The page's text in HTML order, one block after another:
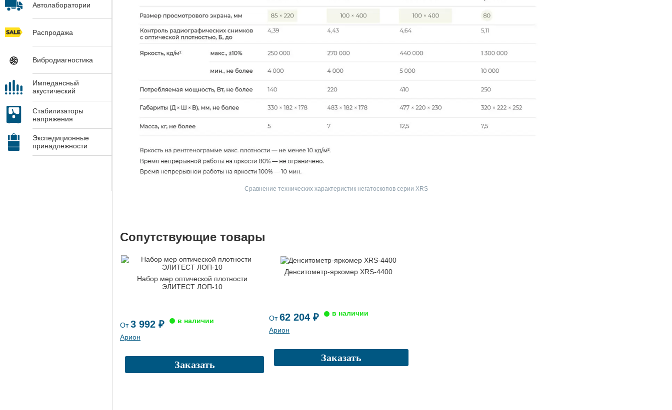
Автолаборатории
Распродажа
Вибродиагностика
Импедансный
акустический
Стабилизаторы
напряжения
Экспедиционные
принадлежности
Сравнение технических характеристик негатоскопов серии XRS
Сопутствующие товары
Набор мер оптической плотности
ЭЛИТЕСТ ЛОП-10
От3 992 ₽
Арион
Заказать
Денситометр-яркомер XRS-4400
От62 204 ₽
Арион
Заказать